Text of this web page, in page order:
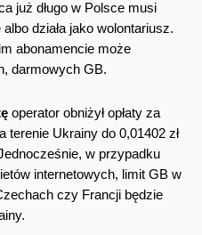
już długo w Polsce musi
działa jako wolontariusz.
abonamencie może
darmowych GB.
operator obniżył opłaty za
terenie Ukrainy do 0,01402 zł
w przypadku
internetowych, limit GB w
czy Francji będzie